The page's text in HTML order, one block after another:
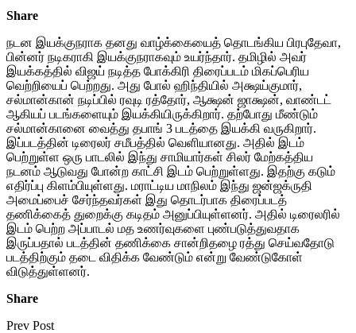
Share
நடன இயக்குநராக தனது வாழ்க்கையைத் தொடங்கிய பிரபுதேவா,
பின்னர் நடிகராகி இயக்குநராகவும் உயர்ந்தார். தமிழில் அவர்
இயக்கத்தில் விஜய் நடித்த போக்கிரி திரைப்படம் மிகப்பெரிய
வெற்றியைப் பெற்றது. அது போல் ஹிந்தியில் அக்ஷய்குமார்,
சல்மான்கான் நடிப்பில் ரவுடி ரத்தோர், ஆக்ஷன் ஜாக்ஷன், வாண்டட்
ஆகியப் படங்களையும் இயக்கியிருக்கிறார். தற்போது மீண்டும்
சல்மான்கானை வைத்து தபாங் 3 படத்தை இயக்கி வருகிறார்.
இப்படத்தின் டிரைலர் சமீபத்தில் வெளியானது. அதில் இடம்
பெற்றுள்ள ஒரு பாடலில் இந்து சாமியார்கள் சிலர் மேற்கத்திய
நடனம் ஆடுவது போன்ற காட்சி இடம் பெற்றுள்ளது. இதற்கு கடும்
எதிர்ப்பு கிளம்பியுள்ளது. மராட்டிய மாநிலம் இந்து ஜன்ஜக்ருதி
அமைப்பைச் சேர்ந்தவர்கள் இது தொடர்பாக திரைப்படத்
தணிக்கைத் துறைக்கு கடிதம் அனுப்பியுள்ளனர். அதில் டிரைலரில்
இடம் பெற்ற அப்பாடல் மத உணர்வுகளை புண்படுத்துவதாக
இருப்பதால் படத்தின் தணிக்கை சான்றிதழை ரத்து செய்வதோடு
படத்திற்கும் தடை விதிக்க வேண்டும் என்று வேண்டுகோள்
விடுத்துள்ளனர்.
Share
Prev Post